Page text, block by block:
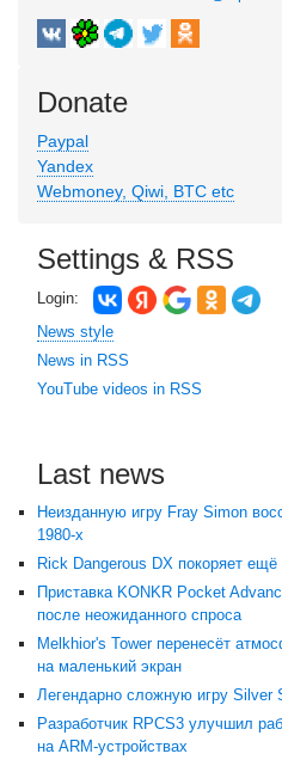
Donate
Paypal
Yandex
Webmoney, Qiwi, BTC etc
Settings & RSS
Login:
News style
News in RSS
YouTube videos in RSS
Last news
Неизданную игру Fray Simon
1980-х
Rick Dangerous DX покоряет
Приставка KONKR Pocket
после неожиданного спроса
Melkhior's Tower перенесёт
на маленький экран
Легендарно сложную игру Silver
Разработчик RPCS3 улучшил
на ARM-устройствах